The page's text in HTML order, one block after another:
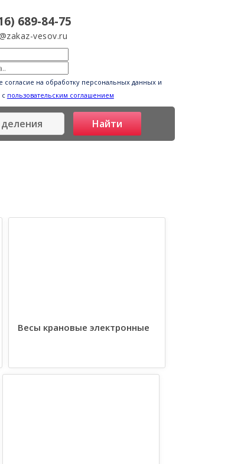
689-84-75
vesov.ru
согласие на обработку персональных данных и
с пользовательским соглашением
Весы крановые электронные